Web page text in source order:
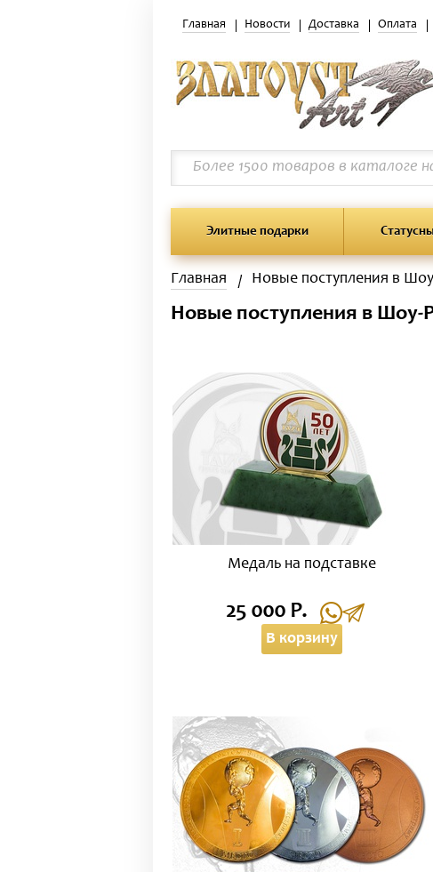
Главная Новости Доставка Оплата
Элитные подарки
Главная Новые поступления в
Новые поступления в Шоу-
Медаль на подставке
25 000 Р.
В корзину